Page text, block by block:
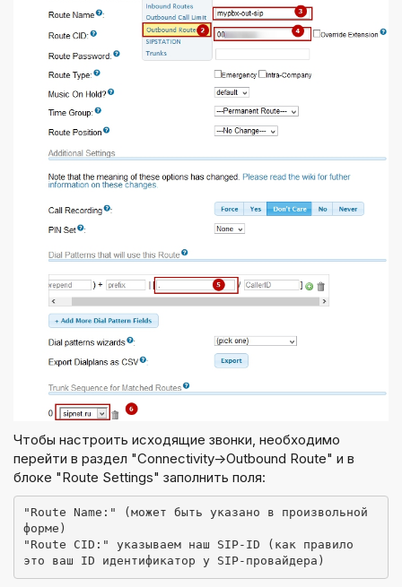
Чтобы настроить исходящие звонки, необходимо
перейти в раздел "Connectivity->Outbound Route" и в
блоке "Route Settings" заполнить поля:
"Route Name:" (может быть указано в произвольной
форме)
"Route CID:" указываем наш SIP-ID (как правило
это ваш ID идентификатор у SIP-провайдера)